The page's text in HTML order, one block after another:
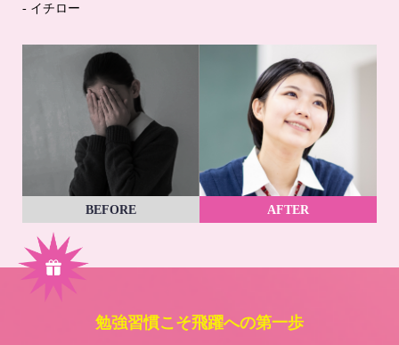
- イチロー
BEFORE AFTER
勉強習慣こそ飛躍への第一歩